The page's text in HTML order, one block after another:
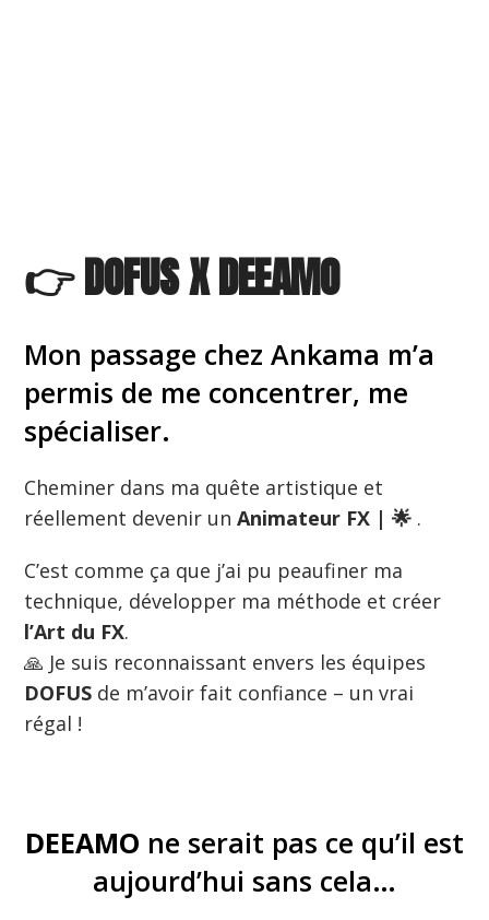
👉 DOFUS X DEEAMO
Mon passage chez Ankama m’a
permis de me concentrer, me
spécialiser.
Cheminer dans ma quête artistique et
réellement devenir unAnimateur FX | 🌟 .
C’est comme ça que j’ai pu peaufiner ma
technique, développer ma méthode et créer
l’Art du FX.
🙏 Je suis reconnaissant envers les équipes
DOFUS de m’avoir fait confiance – un vrai
régal !
DEEAMO ne serait pas ce qu’il est
aujourd’hui sans cela…